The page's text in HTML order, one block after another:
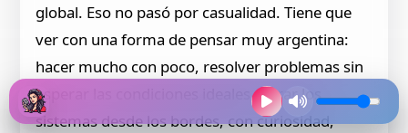
global. Eso no pasó por casualidad. Tiene que
ver con una forma de pensar muy argentina:
hacer mucho con poco, resolver problemas sin
esperar las condiciones ideales, mirar los
sistemas desde los bordes, con curiosidad,